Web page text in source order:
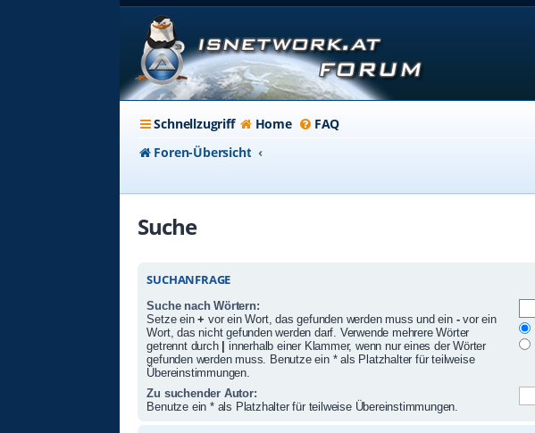
Schnellzugriff Home FAQ
Foren-Übersicht
Suche
SUCHANFRAGE
Suche nach Wörtern:
Setze ein+ vor ein Wort, das gefunden werden muss und ein -vor ein
Wort, das nicht gefunden werden darf. Verwende mehrere Wörter
getrennt durch | innerhalb einer Klammer, wenn nur eines der Wörter
gefunden werden muss. Benutze ein * als Platzhalter für teilweise
Übereinstimmungen.
Zu suchender Autor:
Benutze ein * als Platzhalter für teilweise Übereinstimmungen.